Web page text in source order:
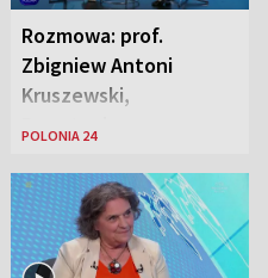
Rozmowa: prof.
Zbigniew Antoni
Kruszewski,
Powstaniec
Zaryan, piosenkarka
POLONIA 24